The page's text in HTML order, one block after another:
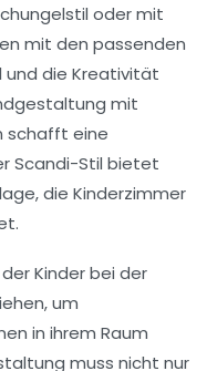
oder mit
mit den passenden
und die Kreativität
mit
schafft eine
Scandi-Stil bietet
die Kinderzimmer
Kinder bei der
um
in ihrem Raum
muss nicht nur